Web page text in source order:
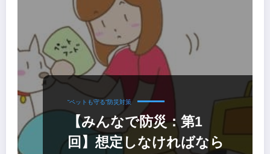
“ペットも守る”防災対策
【みんなで防災：第1
回】想定しなければなら